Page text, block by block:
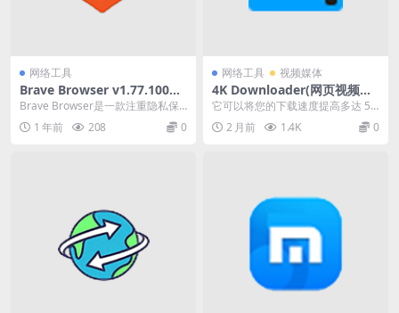
网络工具
Brave Browser v1.77.100快
速私密网页浏览器中文绿色版
Brave Browser是一款注重隐私保
护、速度极快且私密的网页浏览
器，适用于...
1 年前 208 0
网络工具 视频媒体
4K Downloader(网页视频下
载）v6.5.0 便携式破解版
它可以将您的下载速度提高多达 5
倍。考虑到大多数智能手机、电视
机、电脑和平板电...
2 月前 1.4K 0